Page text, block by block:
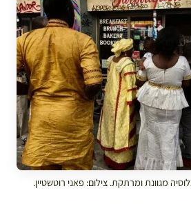
מגוונת ומרתקת. צילום: פאני רוטשטיין.